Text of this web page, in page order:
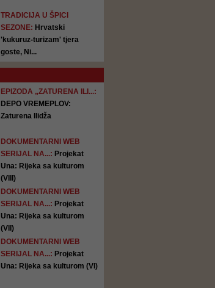
TRADICIJA U ŠPICI
SEZONE: Hrvatski
'kukuruz-turizam' tjera
goste, Ni...
EPIZODA „ZATURENA ILI...:
DEPO VREMEPLOV:
Zaturena Ilidža
DOKUMENTARNI WEB
SERIJAL NA...: Projekat
Una: Rijeka sa kulturom
(VIII)
DOKUMENTARNI WEB
SERIJAL NA...: Projekat
Una: Rijeka sa kulturom
(VII)
DOKUMENTARNI WEB
SERIJAL NA...: Projekat
Una: Rijeka sa kulturom (VI)